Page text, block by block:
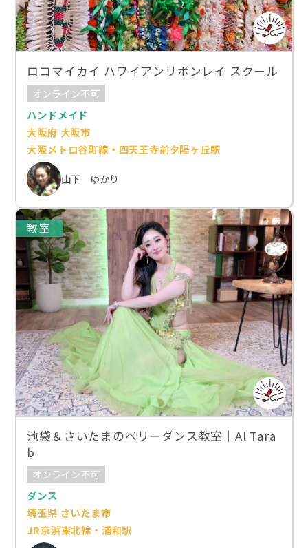
ロコマイカイ ハワイアンリボンレイ スクール
オンライン不可
ハンドメイド
大阪府 大阪市
大阪メトロ谷町線・四天王寺前夕陽ヶ丘駅
山下 ゆかり
教室
池袋＆さいたまのベリーダンス教室｜Al Tara
b
オンライン不可
ダンス
埼玉県 さいたま市
JR京浜東北線・浦和駅